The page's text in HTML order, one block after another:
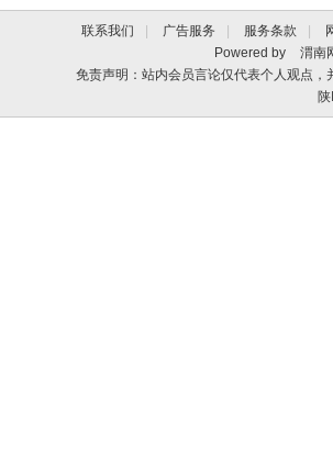
联系我们 广告服务 服务条款
Powered by
渭南
免责声明：站内会员言论仅代表个人观点